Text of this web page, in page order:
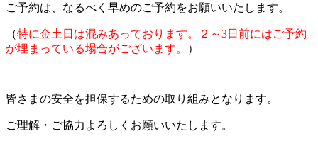
ご予約は、なるべく早めのご予約をお願いいたします。
（特に金土日は混みあっております。２～3日前にはご予約
が埋まっている場合がございます。
）
皆さまの安全を担保するための取り組みとなります。
ご理解・ご協力よろしくお願いいたします。